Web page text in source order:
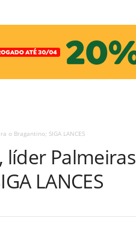
o Bragantino; SIGA LANCES
líder Palmeiras
LANCES